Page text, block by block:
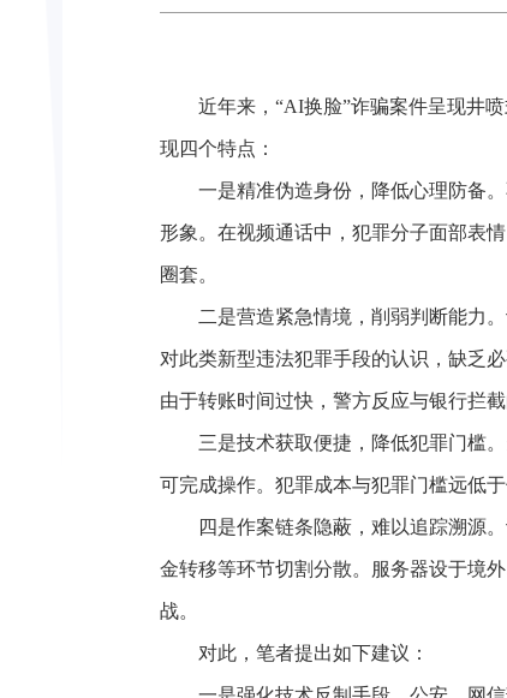
近年来，“AI换脸”诈骗案件呈现井
现四个特点：
一是精准伪造身份，降低心理防备
形象。在视频通话中，犯罪分子面部表
圈套。
二是营造紧急情境，削弱判断能力
对此类新型违法犯罪手段的认识，缺乏
由于转账时间过快，警方反应与银行拦截
三是技术获取便捷，降低犯罪门槛
可完成操作。犯罪成本与犯罪门槛远低
四是作案链条隐蔽，难以追踪溯源
金转移等环节切割分散。服务器设于境
战。
对此，笔者提出如下建议：